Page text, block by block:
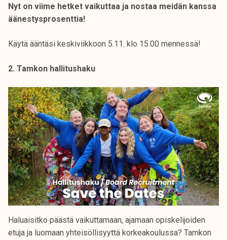
Nyt on viime hetket vaikuttaa ja nostaa meidän kanssa
äänestysprosenttia!
Käytä ääntäsi keskiviikkoon 5.11. klo 15.00 mennessä!
2. Tamkon hallitushaku
Haluaisitko päästä vaikuttamaan, ajamaan opiskelijoiden
etuja ja luomaan yhteisöllisyyttä korkeakoulussa? Tamkon